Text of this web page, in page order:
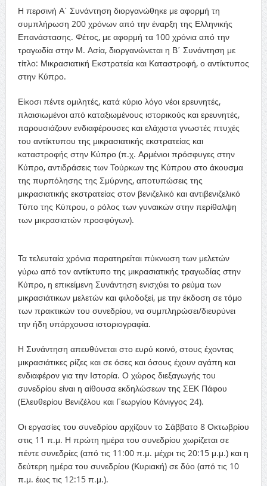
Η περσινή Α΄ Συνάντηση διοργανώθηκε με αφορμή τη
συμπλήρωση 200 χρόνων από την έναρξη της Ελληνικής
Επανάστασης. Φέτος, με αφορμή τα 100 χρόνια από την
τραγωδία στην Μ. Ασία, διοργανώνεται η Β΄ Συνάντηση με
τίτλο: Μικρασιατική Εκστρατεία και Καταστροφή, ο αντίκτυπος
στην Κύπρο.
Είκοσι πέντε ομιλητές, κατά κύριο λόγο νέοι ερευνητές,
πλαισιωμένοι από καταξιωμένους ιστορικούς και ερευνητές,
παρουσιάζουν ενδιαφέρουσες και ελάχιστα γνωστές πτυχές
του αντίκτυπου της μικρασιατικής εκστρατείας και
καταστροφής στην Κύπρο (π.χ. Αρμένιοι πρόσφυγες στην
Κύπρο, αντιδράσεις των Τούρκων της Κύπρου στο άκουσμα
της πυρπόλησης της Σμύρνης, αποτυπώσεις της
μικρασιατικής εκστρατείας στον βενιζελικό και αντιβενιζελικό
Τύπο της Κύπρου, ο ρόλος των γυναικών στην περίθαλψη
των μικρασιατών προσφύγων).
Τα τελευταία χρόνια παρατηρείται πύκνωση των μελετών
γύρω από τον αντίκτυπο της μικρασιατικής τραγωδίας στην
Κύπρο, η επικείμενη Συνάντηση ενισχύει το ρεύμα των
μικρασιάτικων μελετών και φιλοδοξεί, με την έκδοση σε τόμο
των πρακτικών του συνεδρίου, να συμπληρώσει/διευρύνει
την ήδη υπάρχουσα ιστοριογραφία.
Η Συνάντηση απευθύνεται στο ευρύ κοινό, στους έχοντας
μικρασιάτικες ρίζες και σε όσες και όσους έχουν αγάπη και
ενδιαφέρον για την Ιστορία. Ο χώρος διεξαγωγής του
συνεδρίου είναι η αίθουσα εκδηλώσεων της ΣΕΚ Πάφου
(Ελευθερίου Βενιζέλου και Γεωργίου Κάνιγγος 24).
Οι εργασίες του συνεδρίου αρχίζουν το Σάββατο 8 Οκτωβρίου
στις 11 π.μ. Η πρώτη ημέρα του συνεδρίου χωρίζεται σε
πέντε συνεδρίες (από τις 11:00 π.μ. μέχρι τις 20:15 μ.μ.) και η
δεύτερη ημέρα του συνεδρίου (Κυριακή) σε δύο (από τις 10
π.μ. έως τις 12:15 π.μ.).